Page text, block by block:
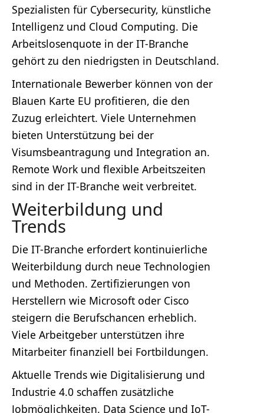
Spezialisten für Cybersecurity, künstliche
Intelligenz und Cloud Computing. Die
Arbeitslosenquote in der IT-Branche
gehört zu den niedrigsten in Deutschland.
Internationale Bewerber können von der
Blauen Karte EU profitieren, die den
Zuzug erleichtert. Viele Unternehmen
bieten Unterstützung bei der
Visumsbeantragung und Integration an.
Remote Work und flexible Arbeitszeiten
sind in der IT-Branche weit verbreitet.
Weiterbildung und
Trends
Die IT-Branche erfordert kontinuierliche
Weiterbildung durch neue Technologien
und Methoden. Zertifizierungen von
Herstellern wie Microsoft oder Cisco
steigern die Berufschancen erheblich.
Viele Arbeitgeber unterstützen ihre
Mitarbeiter finanziell bei Fortbildungen.
Aktuelle Trends wie Digitalisierung und
Industrie 4.0 schaffen zusätzliche
Jobmöglichkeiten. Data Science und IoT-